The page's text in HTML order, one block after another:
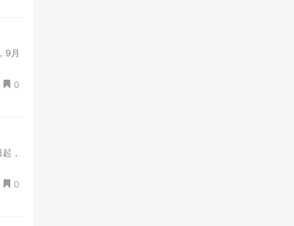
9月
0
，
0